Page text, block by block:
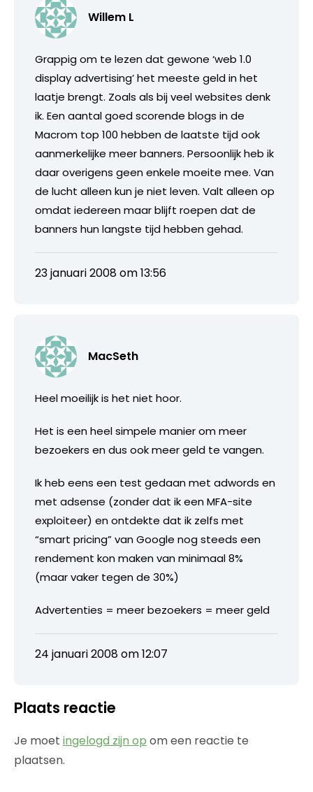
Willem L
Grappig om te lezen dat gewone ‘web 1.0
display advertising’ het meeste geld in het
laatje brengt. Zoals als bij veel websites denk
ik. Een aantal goed scorende blogs in de
Macrom top 100 hebben de laatste tijd ook
aanmerkelijke meer banners. Persoonlijk heb ik
daar overigens geen enkele moeite mee. Van
de lucht alleen kun je niet leven. Valt alleen op
omdat iedereen maar blijft roepen dat de
banners hun langste tijd hebben gehad.
23 januari 2008 om 13:56
MacSeth
Heel moeilijk is het niet hoor.
Het is een heel simpele manier om meer
bezoekers en dus ook meer geld te vangen.
Ik heb eens een test gedaan met adwords en
met adsense (zonder dat ik een MFA-site
exploiteer) en ontdekte dat ik zelfs met
“smart pricing” van Google nog steeds een
rendement kon maken van minimaal 8%
(maar vaker tegen de 30%)
Advertenties = meer bezoekers = meer geld
24 januari 2008 om 12:07
Plaats reactie
Je moet ingelogd zijn op om een reactie te
plaatsen.